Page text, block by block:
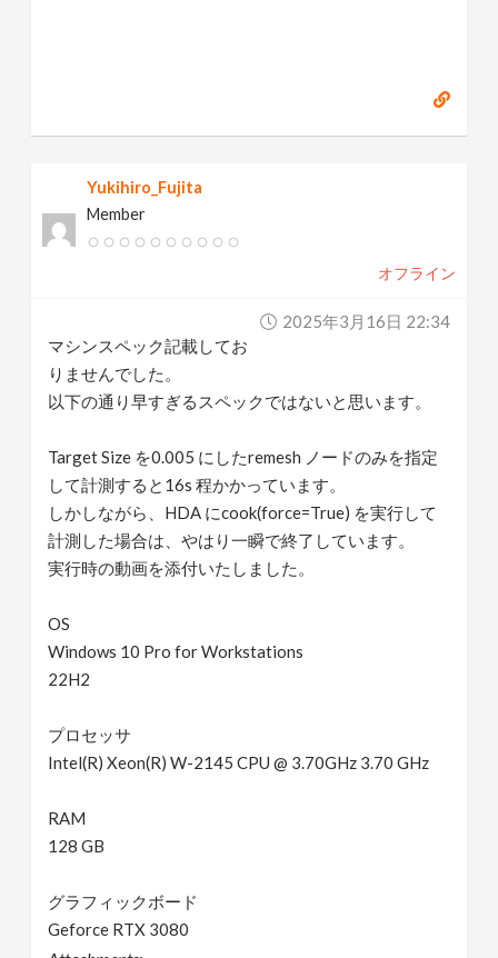
Yukihiro_Fujita
Member
オフライン
2025年3月16日 22:34
マシンスペック記載してお
りませんでした。
以下の通り早すぎるスペックではないと思います。
Target Size を0.005 にしたremesh ノードのみを指定
して計測すると16s 程かかっています。
しかしながら、HDA にcook(force=True) を実行して
計測した場合は、やはり一瞬で終了しています。
実行時の動画を添付いたしました。
OS
Windows 10 Pro for Workstations
22H2
プロセッサ
Intel(R) Xeon(R) W-2145 CPU @ 3.70GHz 3.70 GHz
RAM
128 GB
グラフィックボード
Geforce RTX 3080